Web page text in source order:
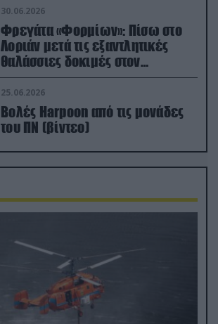
30.06.2026
Φρεγάτα «Φορμίων»: Πίσω στο
Λοριάν μετά τις εξαντλητικές
θαλάσσιες δοκιμές στον
απαιτητικό Βισκαϊκό
25.06.2026
Βολές Harpoon από τις μονάδες
του ΠΝ (βίντεο)